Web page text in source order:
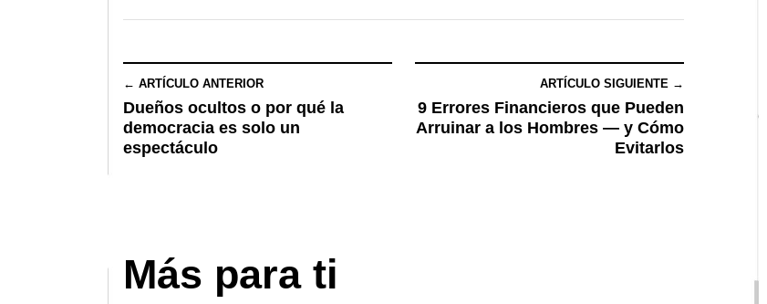
← ARTÍCULO ANTERIOR
Dueños ocultos o por qué la
democracia es solo un
espectáculo
ARTÍCULO SIGUIENTE →
9 Errores Financieros que Pueden
Arruinar a los Hombres — y Cómo
Evitarlos
Más para ti